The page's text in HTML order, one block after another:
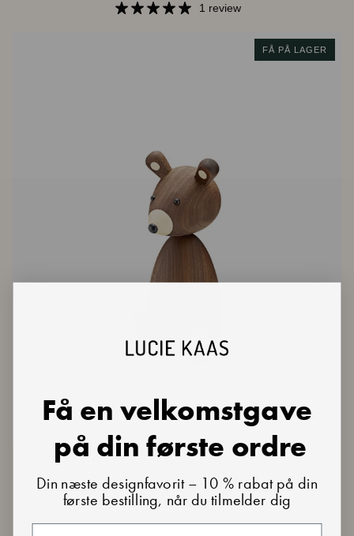
1 review
FÅ PÅ LAGER
Amerikansk
84,00 € 120,00 €
1 review
Få en velkomstgave
på din første ordre
Din næste designfavorit – 10 % rabat på din
første bestilling, når du tilmelder dig
Din e-mail